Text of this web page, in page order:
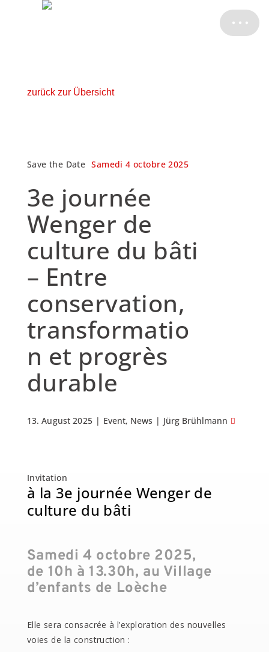
zurück zur Übersicht
Save the Date Samedi 4 octobre 2025
3e journée
Wenger de
culture du bâti
– Entre
conservation,
transformatio
n et progrès
durable
13. August 2025 | Event, News | Jürg Brühlmann
Invitation
à la 3e journée Wenger de
culture du bâti
Samedi 4 octobre 2025,
de 10h à 13.30h, au Village
d’enfants de Loèche
Elle sera consacrée à l’exploration des nouvelles
voies de la construction :